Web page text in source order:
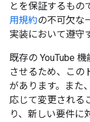
とを保証するもの
用規約の不可欠な
実装において遵守
既存の YouTube
させるため、この
があります。また
応じて変更される
り、新しい要件に